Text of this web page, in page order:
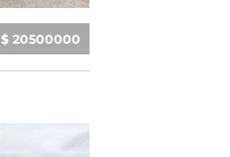
$ 20500000